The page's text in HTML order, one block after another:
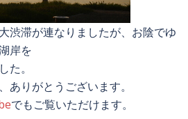
渋滞が連なりましたが、お陰でゆ
岸を
た。
ありがとうございます。
でもご覧いただけます。